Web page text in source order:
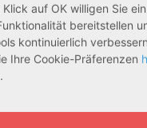
Klick auf OK willigen Sie
bereitstellen
kontinuierlich
Ihre Cookie-Präferenzen